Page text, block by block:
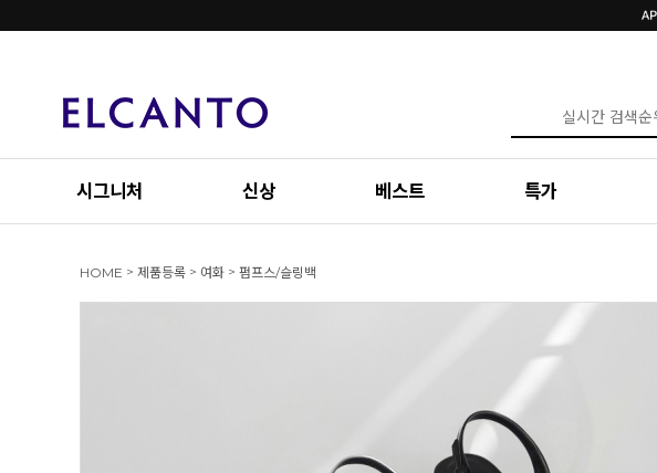
시그니처 신상 베스트 특가
HOME > 제품등록 > 여화 > 펌프스/슬링백